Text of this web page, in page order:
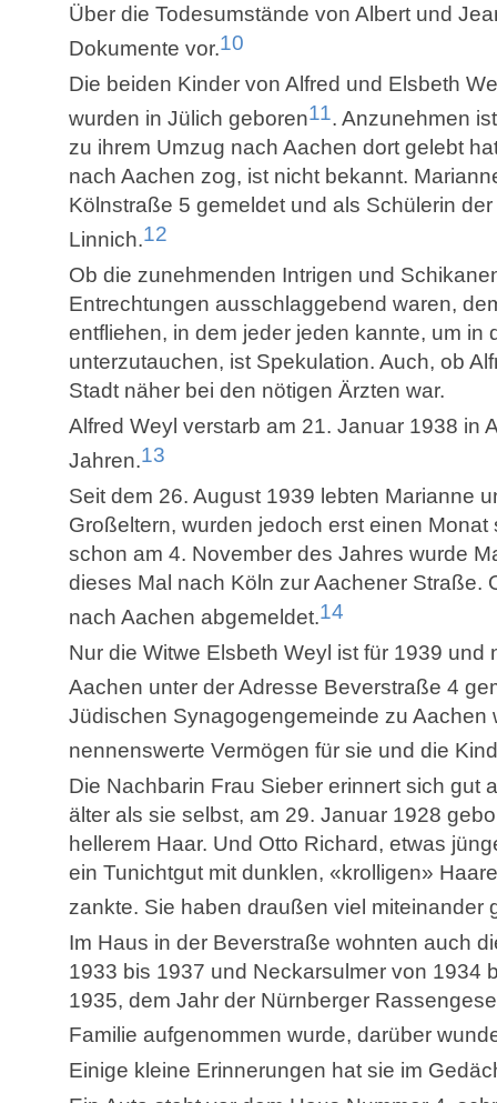
Über die Todesumstände von Albert und
Dokumente vor.10
Die beiden Kinder von Alfred und Elsbeth
wurden in Jülich geboren11. Anzunehmen
zu ihrem Umzug nach Aachen dort gelebt
nach Aachen zog, ist nicht bekannt.
Kölnstraße 5 gemeldet und als Schülerin
Linnich.12
Ob die zunehmenden Intrigen und
Entrechtungen ausschlaggebend waren,
entfliehen, in dem jeder jeden kannte, um in
unterzutauchen, ist Spekulation. Auch, ob
Stadt näher bei den nötigen Ärzten war.
Alfred Weyl verstarb am 21. Januar 1938 in
Jahren.13
Seit dem 26. August 1939 lebten Marianne
Großeltern, wurden jedoch erst einen
schon am 4. November des Jahres wurde
dieses Mal nach Köln zur Aachener Straße.
nach Aachen abgemeldet.14
Nur die Witwe Elsbeth Weyl ist für 1939 und
Aachen unter der Adresse Beverstraße 4
Jüdischen Synagogengemeinde zu Aachen
nennenswerte Vermögen für sie und die
Die Nachbarin Frau Sieber erinnert sich gut
älter als sie selbst, am 29. Januar 1928
hellerem Haar. Und Otto Richard, etwas
ein Tunichtgut mit dunklen, «krolligen»
zankte. Sie haben draußen viel miteinander
Im Haus in der Beverstraße wohnten auch
1933 bis 1937 und Neckarsulmer von 1934
1935, dem Jahr der Nürnberger
Familie aufgenommen wurde, darüber
Einige kleine Erinnerungen hat sie im